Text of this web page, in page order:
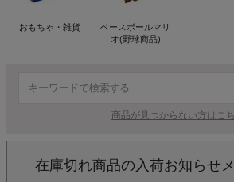
おもちゃ・雑貨
ベースボールマリ
オ(野球商品)
商品が見つからない方はこ
在庫切れ商品の入荷お知らせ